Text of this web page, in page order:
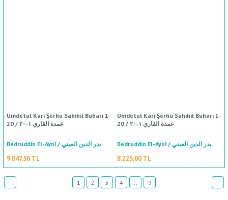
Umdetul Kari Şerhu Sahihil Buhari 1-
20 / عمدة القاري ١-٢٠
Bedruddin El-Aynî / بدر الدين العيني
9.047,50 TL
Umdetul Kari Şerhu Sahihil Buhari 1-
20 / عمدة القاري ١-٢٠
Bedruddin El-Aynî / بدر الدين العيني
8.225,00 TL
1 2 3 4 9